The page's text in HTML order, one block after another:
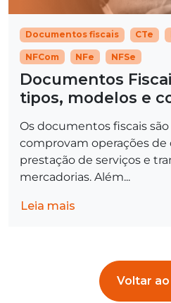
Documentos fiscais CTe
NFCom NFe NFSe
Documentos
tipos, modelos e
Os documentos fiscais
comprovam operações de
prestação de serviços e
mercadorias. Além...
Leia mais
Voltar